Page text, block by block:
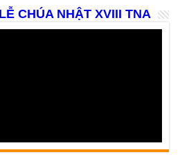
CHÚA NHẬT XVIII TNA